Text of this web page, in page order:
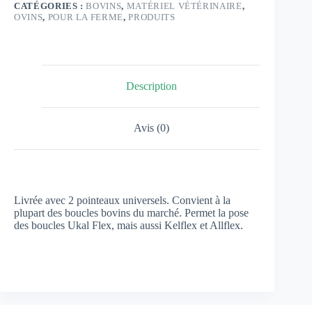
CATÉGORIES :BOVINS, MATÉRIEL VÉTÉRINAIRE,
OVINS, POUR LA FERME,PRODUITS
Description
Avis (0)
Livrée avec 2 pointeaux universels. Convient à la
plupart des boucles bovins du marché. Permet la pose
des boucles Ukal Flex, mais aussi Kelflex et Allflex.